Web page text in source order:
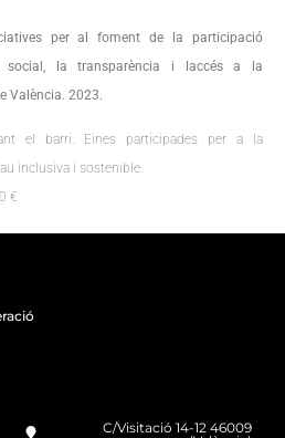
per al foment de la participació
social, la transparència i laccés a la
València. 2023.
el barri. Eines participades per a la
inclusiva i sostenible.
€
C/Visitació 14-12 46009